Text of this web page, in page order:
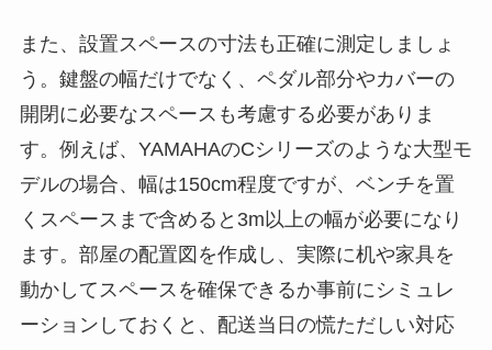
また、設置スペースの寸法も正確に測定しましょ
う。鍵盤の幅だけでなく、ペダル部分やカバーの
開閉に必要なスペースも考慮する必要がありま
す。例えば、YAMAHAのCシリーズのような大型モ
デルの場合、幅は150cm程度ですが、ベンチを置
くスペースまで含めると3m以上の幅が必要になり
ます。部屋の配置図を作成し、実際に机や家具を
動かしてスペースを確保できるか事前にシミュレ
ーションしておくと、配送当日の慌ただしい対応